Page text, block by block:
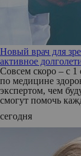
Новый врач для
активное
Совсем скоро – с 1
по медицине
экспертом, чем
смогут помочь
сегодня